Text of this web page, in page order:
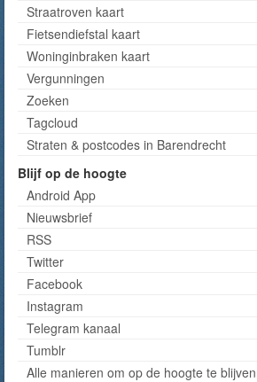
Straatroven kaart
Fietsendiefstal kaart
Woninginbraken kaart
Vergunningen
Zoeken
Tagcloud
Straten & postcodes in Barendrecht
Blijf op de hoogte
Android App
Nieuwsbrief
RSS
Twitter
Facebook
Instagram
Telegram kanaal
Tumblr
Alle manieren om op de hoogte te blijven